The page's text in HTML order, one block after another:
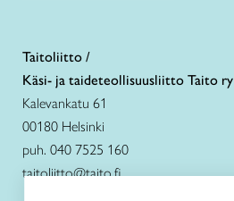
Taitoliitto /
Käsi- ja taideteollisuusliitto Taito ry
Kalevankatu 61
00180 Helsinki
puh. 040 7525 160
taitoliitto@taito.fi